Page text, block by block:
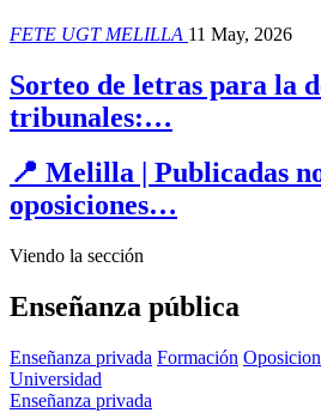
FETE UGT MELILLA 11 May, 2026
Sorteo de letras para la
tribunales:…
📍 Melilla | Publicadas
oposiciones…
Viendo la sección
Enseñanza pública
Enseñanza privada Formación
Universidad
Enseñanza privada